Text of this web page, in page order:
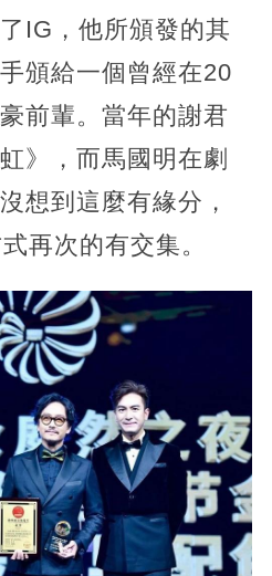
IG，他所頒發的其
頒給一個曾經在20
前輩。當年的謝君
》，而馬國明在劇
想到這麼有緣分，
再次的有交集。